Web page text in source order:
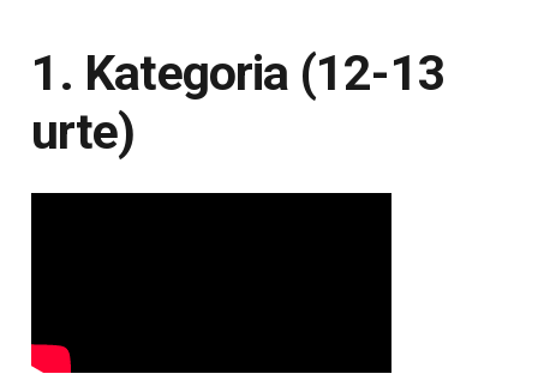
1. Kategoria (12-13
urte)